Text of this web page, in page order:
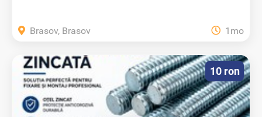
Brasov, Brasov 1mo
10 ron